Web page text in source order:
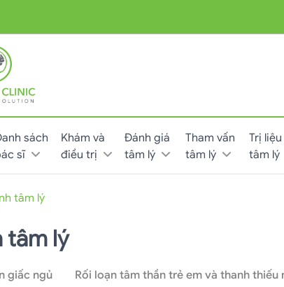
sách
sĩ
Khám và
điều trị
Đánh giá
tâm lý
Tham vấn
tâm lý
Trị liệu
tâm lý
tâm lý
tâm lý
giấc ngủ Rối loạn tâm thần trẻ em và thanh thiếu